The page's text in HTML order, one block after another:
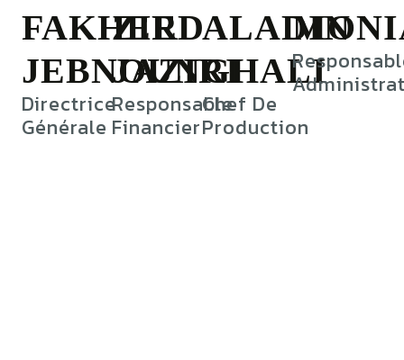
FAKHER
JEBNOUN
Directrice
Générale
ZIED
JAZIRI
Responsable
Financier
ALADIN
GHALI
Chef De
Production